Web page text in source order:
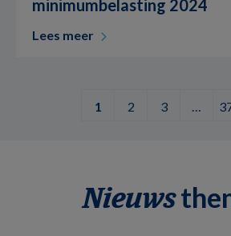
minimumbelasting 2024
Lees meer
1 2 3 …
Nieuws